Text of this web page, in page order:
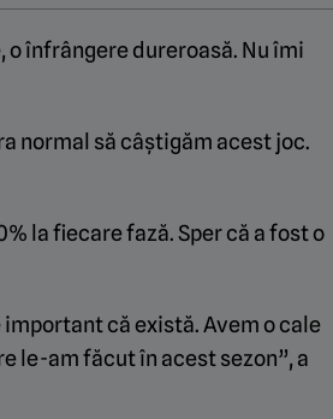
înfrângere dureroasă. Nu îmi
normal să câștigăm acest joc.
la fiecare fază. Sper că a fost o
că există. Avem o cale
le-am făcut în acest sezon”, a